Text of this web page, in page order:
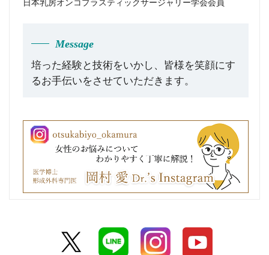
日本乳房オンコプラスティックサージャリー学会会員
Message
培った経験と技術をいかし、皆様を笑顔にす
るお手伝いをさせていただきます。